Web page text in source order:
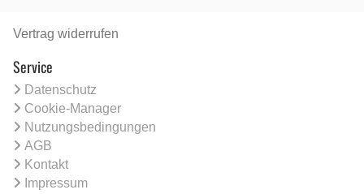
Vertrag widerrufen
Service
Datenschutz
Cookie-Manager
Nutzungsbedingungen
AGB
Kontakt
Impressum